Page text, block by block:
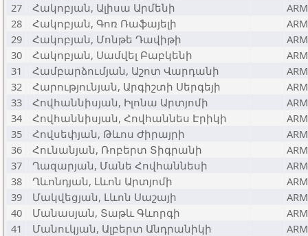
27
Հակոբյան, Ալիսա Արմենի
ARM
28
Հակոբյան, Գոռ Ռաֆայելի
ARM
29
Հակոբյան, Մոնթե Դավիթի
ARM
30
Հակոբյան, Սամվել Բաբկենի
ARM
31
Համբարձումյան, Աշոտ Վարդանի
ARM
32
Հարությունյան, Արգիշտի Սերգեյի
ARM
33
Հովհաննիսյան, Իլոնա Արտյոմի
ARM
34
Հովհաննիսյան, Հովհաննես Էրիկի
ARM
35
Հովսեփյան, Թևոս Ժիրայրի
ARM
36
Հունանյան, Ռոբերտ Տիգրանի
ARM
37
Ղազարյան, Մանե Հովհաննեսի
ARM
38
Ղևոնդյան, Լևոն Արտյոմի
ARM
39
Մակվեցյան, Լևոն Սաշայի
ARM
40
Մանասյան, Տաթև Գևորգի
ARM
41
Մանուկյան, Ալբերտ Անդրանիկի
ARM